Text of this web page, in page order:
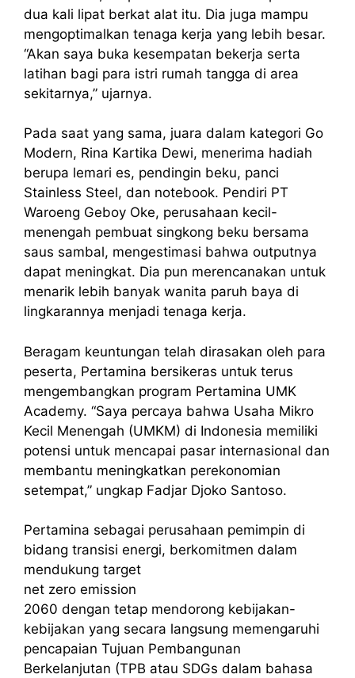
dua kali lipat berkat alat itu. Dia juga mampu
mengoptimalkan tenaga kerja yang lebih besar.
“Akan saya buka kesempatan bekerja serta
latihan bagi para istri rumah tangga di area
sekitarnya,” ujarnya.
Pada saat yang sama, juara dalam kategori Go
Modern, Rina Kartika Dewi, menerima hadiah
berupa lemari es, pendingin beku, panci
Stainless Steel, dan notebook. Pendiri PT
Waroeng Geboy Oke, perusahaan kecil-
menengah pembuat singkong beku bersama
saus sambal, mengestimasi bahwa outputnya
dapat meningkat. Dia pun merencanakan untuk
menarik lebih banyak wanita paruh baya di
lingkarannya menjadi tenaga kerja.
Beragam keuntungan telah dirasakan oleh para
peserta, Pertamina bersikeras untuk terus
mengembangkan program Pertamina UMK
Academy. “Saya percaya bahwa Usaha Mikro
Kecil Menengah (UMKM) di Indonesia memiliki
potensi untuk mencapai pasar internasional dan
membantu meningkatkan perekonomian
setempat,” ungkap Fadjar Djoko Santoso.
Pertamina sebagai perusahaan pemimpin di
bidang transisi energi, berkomitmen dalam
mendukung target
net zero emission
2060 dengan tetap mendorong kebijakan-
kebijakan yang secara langsung memengaruhi
pencapaian Tujuan Pembangunan
Berkelanjutan (TPB atau SDGs dalam bahasa